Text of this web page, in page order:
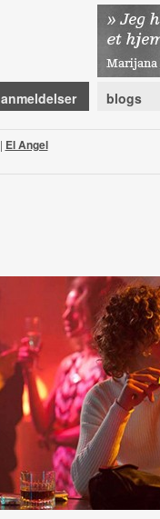
anmeldelser blogs
| El Angel